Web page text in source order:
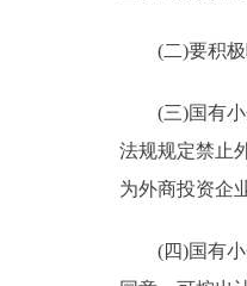
(二)要积极吸
(三)国有小企
法规规定禁止
为外商投资企
(四)国有小企